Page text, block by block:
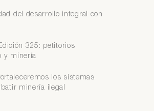
del desarrollo integral con
325: petitorios
y minería
los sistemas
minería ilegal